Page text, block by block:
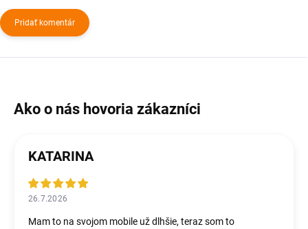
Pridať komentár
KATARINA
26.7.2026
Mam to na svojom mobile už dlhšie, teraz som to